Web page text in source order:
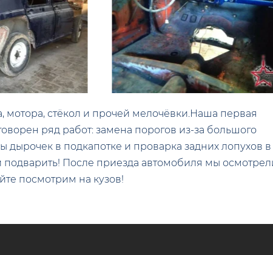
мотора, стёкол и прочей мелочёвки.Наша первая
ряд работ: замена порогов из-за большого
в подкапотке и проварка задних лопухов в
После приезда автомобиля мы
посмотрим на кузов!